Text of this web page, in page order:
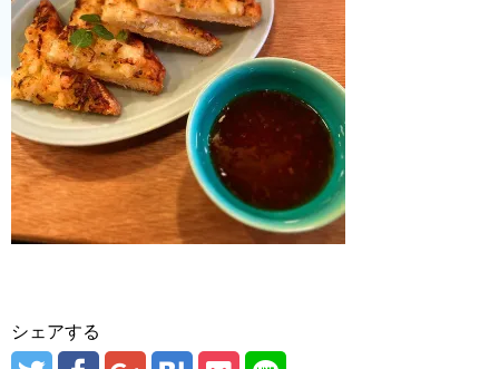
シェアする